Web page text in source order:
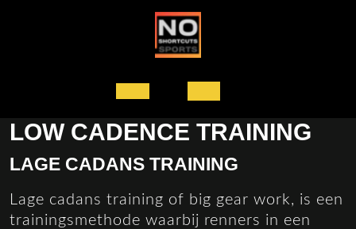
Open
knop
LOW CADENCE TRAINING
LAGE CADANS TRAINING
Lage cadans training of big gear work, is een
trainingsmethode waarbij renners in een